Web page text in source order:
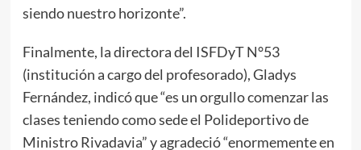
siendo nuestro horizonte”.
Finalmente, la directora del ISFDyT N°53
(institución a cargo del profesorado), Gladys
Fernández, indicó que “es un orgullo comenzar las
clases teniendo como sede el Polideportivo de
Ministro Rivadavia” y agradeció “enormemente en